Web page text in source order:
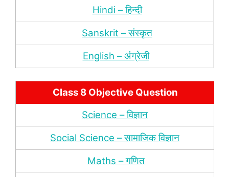
Hindi – हिन्‍दी
Sanskrit – संस्‍कृत
English – अंंग्रेजी
Class 8 Objective Question
Science – विज्ञान
Social Science – सामाजिक विज्ञान
Maths – गणित